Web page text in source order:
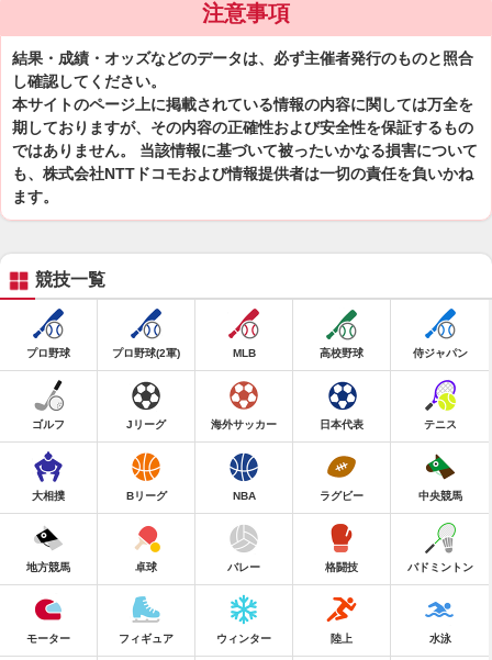
注意事項
結果・成績・オッズなどのデータは、必ず主催者発行のものと照合
し確認してください。
本サイトのページ上に掲載されている情報の内容に関しては万全を
期しておりますが、その内容の正確性および安全性を保証するもの
ではありません。 当該情報に基づいて被ったいかなる損害について
も、株式会社NTTドコモおよび情報提供者は一切の責任を負いかね
ます。
競技一覧
プロ野球 プロ野球(2軍) MLB 高校野球 侍ジャパン
ゴルフ Jリーグ 海外サッカー 日本代表 テニス
大相撲 Bリーグ NBA ラグビー 中央競馬
地方競馬 卓球 バレー 格闘技 バドミントン
モーター フィギュア ウィンター 陸上 水泳